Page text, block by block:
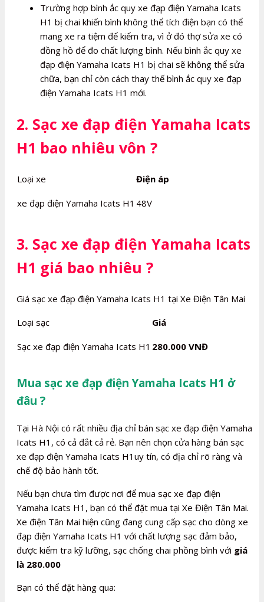
Trường hợp bình ắc quy xe đạp điện Yamaha Icats
H1 bị chai khiến bình không thể tích điện bạn có thể
mang xe ra tiệm để kiểm tra, vì ở đó thợ sửa xe có
đồng hồ để đo chất lượng bình. Nếu bình ắc quy xe
đạp điện Yamaha Icats H1 bị chai sẽ không thể sửa
chữa, bạn chỉ còn cách thay thế bình ắc quy xe đạp
điện Yamaha Icats H1 mới.
2. Sạc xe đạp điện Yamaha Icats
H1 bao nhiêu vôn ?
Loại xe Điện áp
xe đạp điện Yamaha Icats H1 48V
3. Sạc xe đạp điện Yamaha Icats
H1 giá bao nhiêu ?
Giá sạc xe đạp điện Yamaha Icats H1 tại Xe Điện Tân Mai
Loại sạc
Giá
Sạc xe đạp điện Yamaha Icats H1 280.000 VNĐ
Mua sạc xe đạp điện Yamaha Icats H1 ở
đâu ?
Tại Hà Nội có rất nhiều địa chỉ bán sạc xe đạp điện Yamaha
Icats H1, có cả đắt cả rẻ. Bạn nên chọn cửa hàng bán sạc
xe đạp điện Yamaha Icats H1uy tín, có địa chỉ rõ ràng và
chế độ bảo hành tốt.
Nếu bạn chưa tìm được nơi để mua sạc xe đạp điện
Yamaha Icats H1, bạn có thể đặt mua tại Xe Điện Tân Mai.
Xe điện Tân Mai hiện cũng đang cung cấp sạc cho dòng xe
đạp điện Yamaha Icats H1 với chất lượng sạc đảm bảo,
được kiểm tra kỹ lưỡng, sạc chống chai phồng bình với giá
là 280.000
Bạn có thể đặt hàng qua: